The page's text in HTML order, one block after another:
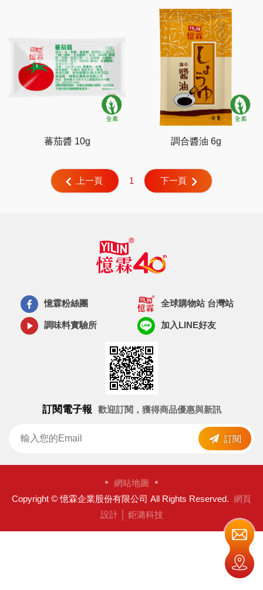
蕃茄醬 10g 調合醬油 6g
上一頁 1 下一頁
憶霖粉絲團 全球購物站 台灣站
調味料實驗所 加入LINE好友
訂閱電子報 歡迎訂閱，獲得商品優惠與新訊
訂閱
網站地圖
Copyright © 憶霖企業股份有限公司 All Rights Reserved. 網頁
設計│ 鉅潞科技